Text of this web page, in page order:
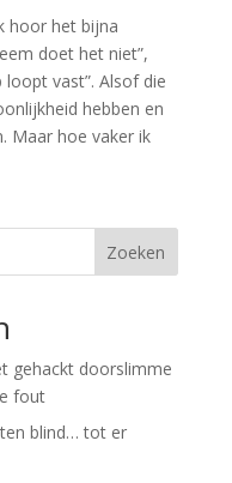
hoor het bijna
doet het niet”,
loopt vast”. Alsof die
hebben en
Maar hoe vaker ik
Zoeken
gehackt doorslimme
fout
blind… tot er